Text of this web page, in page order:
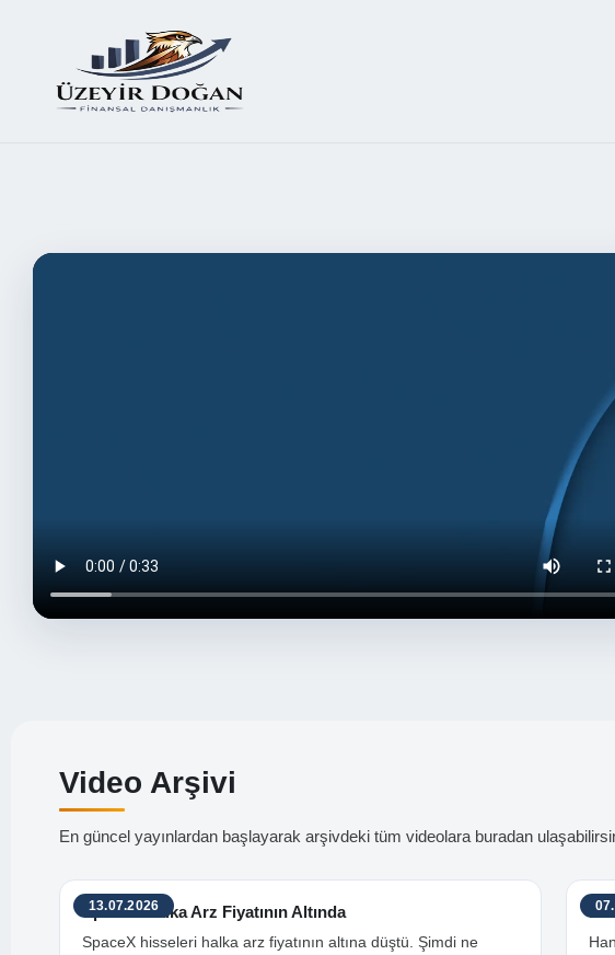
Video Arşivi
En güncel yayınlardan başlayarak arşivdeki tüm videolara buradan
13.07.2026
SpaceX Halka Arz Fiyatının Altında
SpaceX hisseleri halka arz fiyatının altına düştü. Şimdi ne